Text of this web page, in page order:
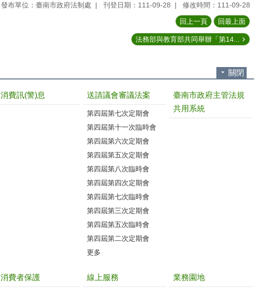
發布單位：臺南市政府法制處 刊登日期：111-09-28 修改時間：111-09-28
回上一頁 回最上面
法務部與教育部共同舉辦「第14...
關閉
消費訊(警)息 送請議會審議法案
第四屆第七次定期會
第四屆第十一次臨時會
第四屆第六次定期會
第四屆第五次定期會
第四屆第八次臨時會
第四屆第四次定期會
第四屆第七次臨時會
第四屆第三次定期會
第四屆第五次臨時會
第四屆第二次定期會
更多
臺南市政府主管法規
共用系統
消費者保護 線上服務 業務園地